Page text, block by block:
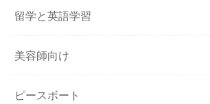
留学と英語学習
美容師向け
ピースボート